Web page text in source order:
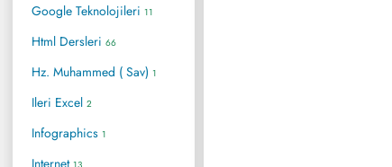
Google Teknolojileri 11
Html Dersleri 66
Hz. Muhammed ( Sav) 1
Ileri Excel 2
Infographics 1
Internet 13